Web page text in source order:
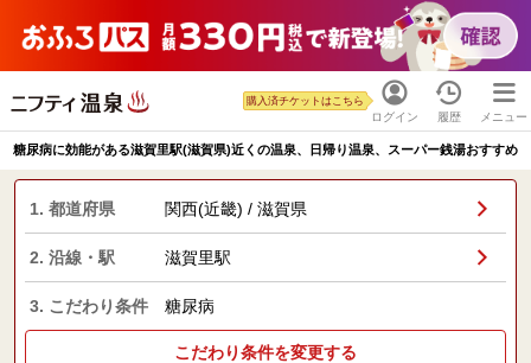
ログイン
購入済チケットはこちら
履歴 メニュー
糖尿病に効能がある滋賀里駅(滋賀県)近くの温泉、日帰り温泉、スーパー銭湯おすすめ
1. 都道府県 関西(近畿) / 滋賀県
2. 沿線・駅 滋賀里駅
3. こだわり条件 糖尿病
こだわり条件を変更する